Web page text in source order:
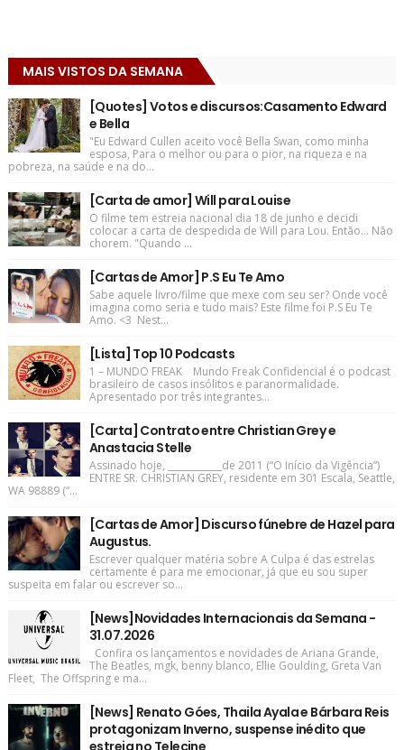
MAIS VISTOS DA SEMANA
[Quotes] Votos e discursos:Casamento Edward
e Bella
"Eu Edward Cullen aceito você Bella Swan, como minha
esposa, Para o melhor ou para o pior, na riqueza e na
pobreza, na saúde e na do...
[Carta de amor] Will para Louise
O filme tem estreia nacional dia 18 de junho e decidi
colocar a carta de despedida de Will para Lou. Então... Não
chorem. "Quando ...
[Cartas de Amor] P.S Eu Te Amo
Sabe aquele livro/filme que mexe com seu ser? Onde você
imagina como seria e tudo mais? Este filme foi P.S Eu Te
Amo. <3 Nest...
[Lista] Top 10 Podcasts
1 – MUNDO FREAK Mundo Freak Confidencial é o podcast
brasileiro de casos insólitos e paranormalidade.
Apresentado por três integrantes...
[Carta] Contrato entre Christian Grey e
Anastacia Stelle
Assinado hoje, ____________de 2011 (“O Início da Vigência”)
ENTRE SR. CHRISTIAN GREY, residente em 301 Escala, Seattle,
WA 98889 (“...
[Cartas de Amor] Discurso fúnebre de Hazel para
Augustus.
Escrever qualquer matéria sobre A Culpa é das estrelas
certamente é para me emocionar, já que eu sou super
suspeita em falar ou escrever so...
[News]Novidades Internacionais da Semana -
31.07.2026
Confira os lançamentos e novidades de Ariana Grande,
The Beatles, mgk, benny blanco, Ellie Goulding, Greta Van
Fleet, The Offspring e ma...
[News] Renato Góes, Thaila Ayala e Bárbara Reis
protagonizam Inverno, suspense inédito que
estreia no Telecine